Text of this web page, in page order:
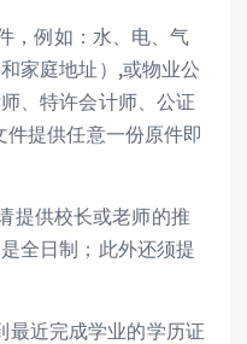
，例如：水、电、气
家庭地址）,或物业公
、特许会计师、公证
提供任意一份原件即
提供校长或老师的推
全日制；此外还须提
最近完成学业的学历证